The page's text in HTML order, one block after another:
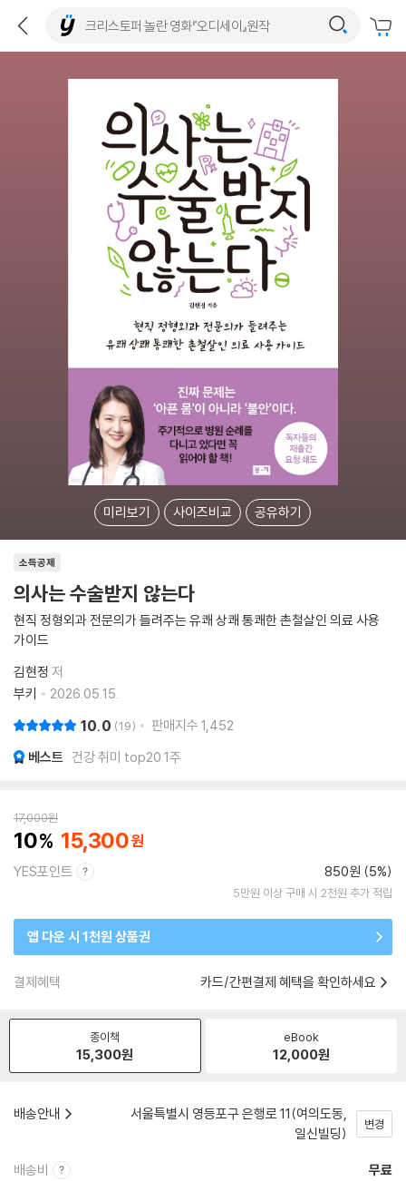
미리보기 사이즈비교 공유하기
소득공제
의사는 수술받지 않는다
현직 정형외과 전문의가 들려주는 유쾌 상쾌 통쾌한 촌철살인 의료 사용
가이드
김현정 저
부키
2026.05.15.
10.0 19 판매지수 1,452
베스트 건강 취미 top20 1주
17,000원
10 15,300
YES포인트 850원 (5%)
5만원 이상 구매 시 2천원 추가 적립
앱 다운 시 1천원 상품권
결제혜택 카드/간편결제 혜택을 확인하세요
종이책
15,300원
eBook
12,000원
배송안내
서울특별시 영등포구 은행로 11(여의도동,
일신빌딩)
변경
배송비 무료